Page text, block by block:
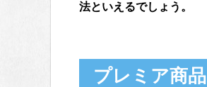
法といえるでしょう。
プレミア商